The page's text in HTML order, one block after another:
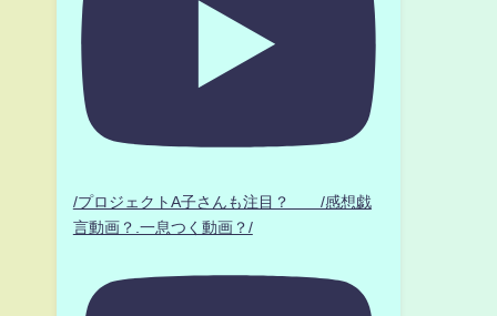
/プロジェクトA子さんも注目？ /感想戯
言動画？.一息つく動画？/